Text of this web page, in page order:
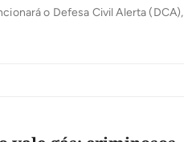
o Defesa Civil Alerta (DCA),